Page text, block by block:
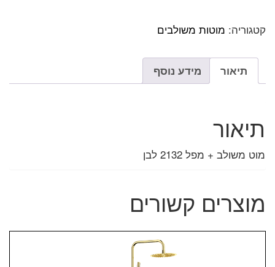
קטגוריה: מוטות משולבים
תיאור מידע נוסף
תיאור
מוט משולב + מפל 2132 לבן
מוצרים קשורים